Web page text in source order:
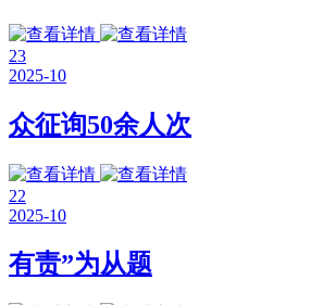
23
2025-10
众征询50余人次
22
2025-10
有责”为从题